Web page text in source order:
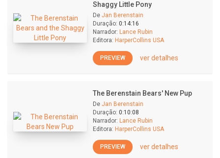
Shaggy Little Pony
De Jan Berenstain
Duração: 0:14:16
Narrador: Lance Rubin
Editora: HarperCollins USA
PREVIEW ver detalhes
The Berenstain Bears' New Pup
De Jan Berenstain
Duração: 0:10:08
Narrador: Lance Rubin
Editora: HarperCollins USA
PREVIEW ver detalhes